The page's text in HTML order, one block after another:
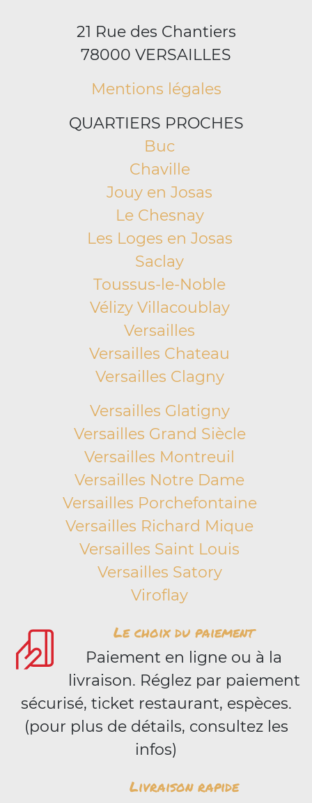
21 Rue des Chantiers
78000 VERSAILLES
Mentions légales
QUARTIERS PROCHES
Buc
Chaville
Jouy en Josas
Le Chesnay
Les Loges en Josas
Saclay
Toussus-le-Noble
Vélizy Villacoublay
Versailles
Versailles Chateau
Versailles Clagny
Versailles Glatigny
Versailles Grand Siècle
Versailles Montreuil
Versailles Notre Dame
Versailles Porchefontaine
Versailles Richard Mique
Versailles Saint Louis
Versailles Satory
Viroflay
Le choix du paiement
Paiement en ligne ou à la
livraison. Réglez par paiement
sécurisé, ticket restaurant, espèces.
(pour plus de détails, consultez les
infos)
Livraison rapide